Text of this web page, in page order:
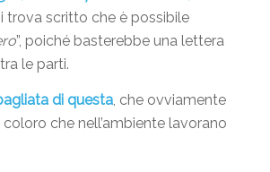
trova scritto che è possibile
”, poiché basterebbe una lettera
le parti.
di questa, che ovviamente
che nell’ambiente lavorano